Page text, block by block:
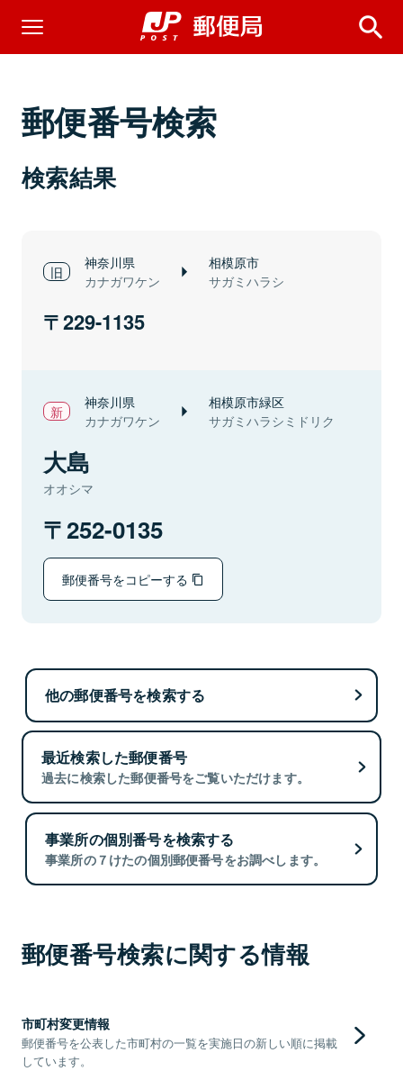
郵便番号検索
検索結果
神奈川県
カナガワケン
相模原市
サガミハラシ
229-1135
神奈川県
カナガワケン
相模原市緑区
サガミハラシミドリク
大島
オオシマ
252-0135
郵便番号をコピーする
他の郵便番号を検索する
最近検索した郵便番号
過去に検索した郵便番号をご覧いただけます。
事業所の個別番号を検索する
事業所の７けたの個別郵便番号をお調べします。
郵便番号検索に関する情報
市町村変更情報
郵便番号を公表した市町村の一覧を実施日の新しい順に掲載
しています。